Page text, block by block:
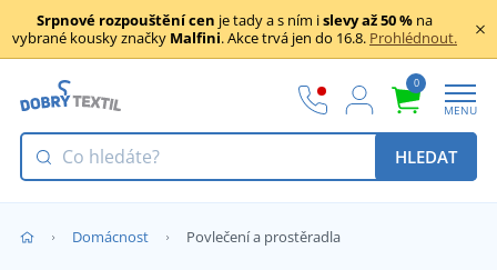
Srpnové rozpouštění cen je tady a s ním islevy až 50 % na
vybrané kousky značky Malfini. Akce trvá jen do 16.8. Prohlédnout.
0
MENU
HLEDAT
Domácnost Povlečení a prostěradla